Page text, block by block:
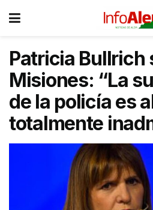
Patricia Bullrich
Misiones: “La
de la policía es
totalmente